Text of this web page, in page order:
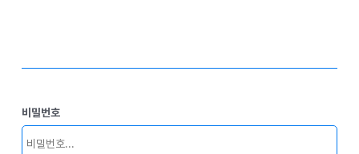
비밀번호